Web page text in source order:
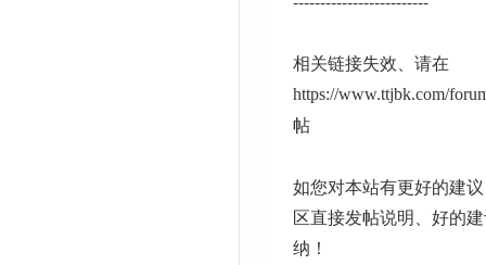
相关链接失效、请在
https://www.ttjbk.com/
帖
如您对本站有更好的建
区直接发帖说明、好的
纳！